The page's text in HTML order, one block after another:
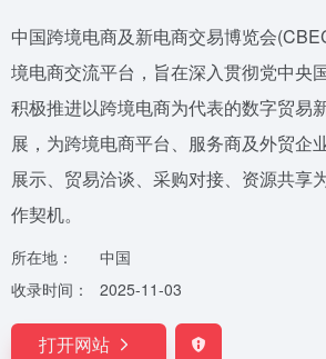
中国跨境电商及新电商交易博览会
境电商交流平台，旨在深入贯彻党中央
积极推进以跨境电商为代表的数字贸易
展，为跨境电商平台、服务商及外贸企
展示、贸易洽谈、采购对接、资源共享
作契机。
所在地：
中国
收录时间：
2025-11-03
打开网站